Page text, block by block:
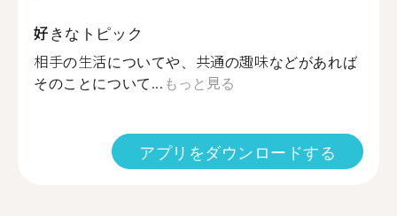
好きなトピック
相手の生活についてや、共通の趣味などがあれば
そのことについて... もっと見る
アプリをダウンロードする